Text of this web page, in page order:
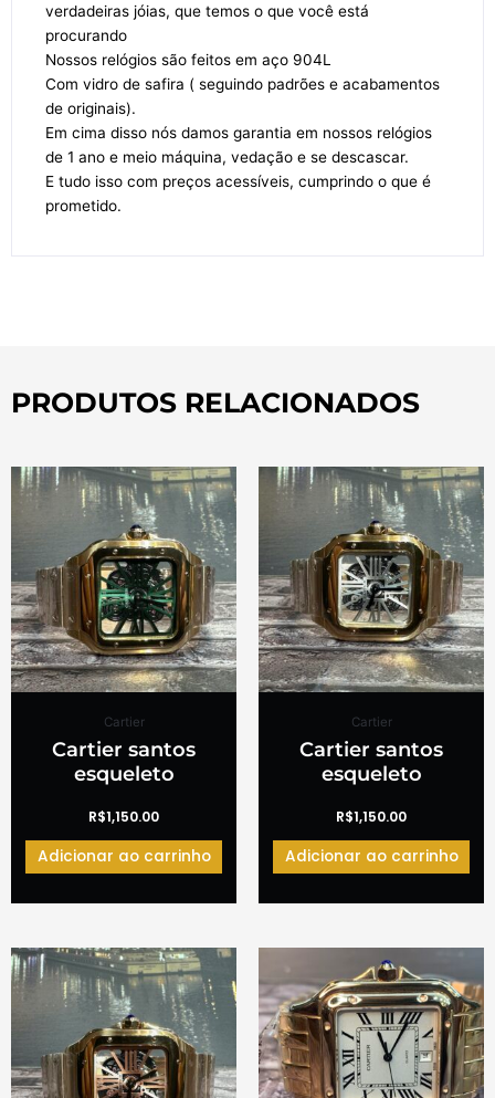
verdadeiras jóias, que temos o que você está
procurando
Nossos relógios são feitos em aço 904L
Com vidro de safira ( seguindo padrões e acabamentos
de originais).
Em cima disso nós damos garantia em nossos relógios
de 1 ano e meio máquina, vedação e se descascar.
E tudo isso com preços acessíveis, cumprindo o que é
prometido.
PRODUTOS RELACIONADOS
Cartier
Cartier santos
esqueleto
R$1,150.00
Adicionar ao carrinho
Cartier
Cartier santos
esqueleto
R$1,150.00
Adicionar ao carrinho